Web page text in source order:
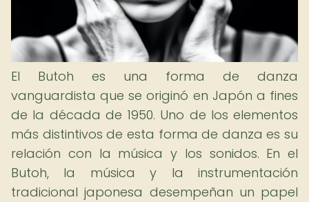
El Butoh es una forma de danza
vanguardista que se originó en Japón a fines
de la década de 1950. Uno de los elementos
más distintivos de esta forma de danza es su
relación con la música y los sonidos. En el
Butoh, la música y la instrumentación
tradicional japonesa desempeñan un papel